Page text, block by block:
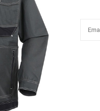
Harnais De Sécurité
$1.00